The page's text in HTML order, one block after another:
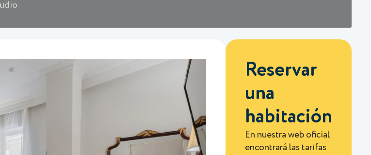
Reservar
una
habitación
En nuestra web oficial
encontrará las tarifas